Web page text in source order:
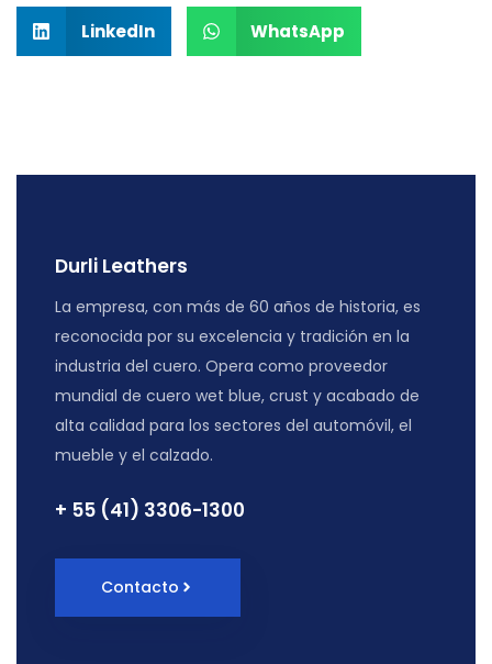
LinkedIn WhatsApp
Durli Leathers
La empresa, con más de 60 años de historia, es
reconocida por su excelencia y tradición en la
industria del cuero. Opera como proveedor
mundial de cuero wet blue, crust y acabado de
alta calidad para los sectores del automóvil, el
mueble y el calzado.
+ 55 (41) 3306-1300
Contacto